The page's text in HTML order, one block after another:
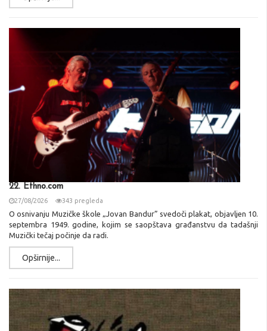
22. Ethno.com
27/08/2026 343 pregleda
O osnivanju Muzičke škole „Jovan Bandur” svedoči plakat, objavljen 10.
septembra 1949. godine, kojim se saopštava građanstvu da tadašnji
Muzički tečaj počinje da radi.
Opširnije...